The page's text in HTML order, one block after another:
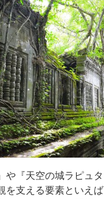
や『天空の城ラピュ
を支える要素といえ